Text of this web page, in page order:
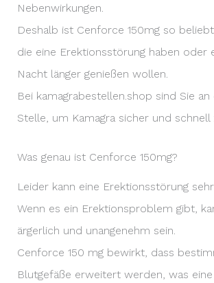
Nebenwirkungen.
Deshalb ist Cenforce 150mg so
die eine Erektionsstörung haben oder
Nacht länger genießen wollen.
Bei kamagrabestellen.shop sind Sie
Stelle, um Kamagra sicher und schnell
Was genau ist Cenforce 150mg?
Leider kann eine Erektionsstörung
Wenn es ein Erektionsproblem gibt,
ärgerlich und unangenehm sein.
Cenforce 150 mg bewirkt, dass
Blutgefäße erweitert werden, was